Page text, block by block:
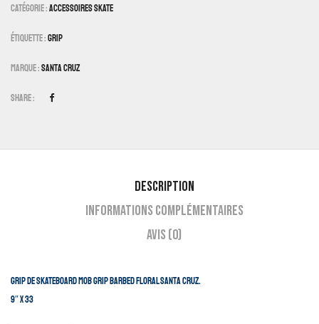
Catégorie :Accessoires Skate
Étiquette :Grip
Marque :Santa Cruz
Share :
Description
Informations complémentaires
Avis (0)
Grip de skateboard Mob Grip Barbed Floral Santa Cruz.
9″ x 33